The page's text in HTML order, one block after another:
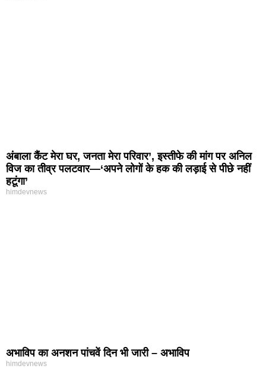
अंबाला कैंट मेरा घर, जनता मेरा परिवार’, इस्तीफे की मांग पर अनिल
विज का तीव्र पलटवार—‘अपने लोगों के हक की लड़ाई से पीछे नहीं
हटूंगा’
himdevnews
अभाविप का अनशन पांचवें दिन भी जारी – अभाविप
himdevnews